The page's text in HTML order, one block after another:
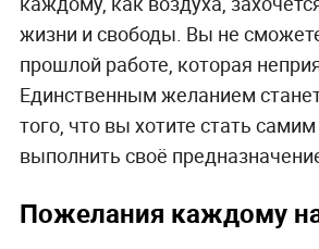
жизни и свободы. Вы не
прошлой работе, которая
Единственным желанием
того, что вы хотите стать
выполнить своё
Пожелания каждому